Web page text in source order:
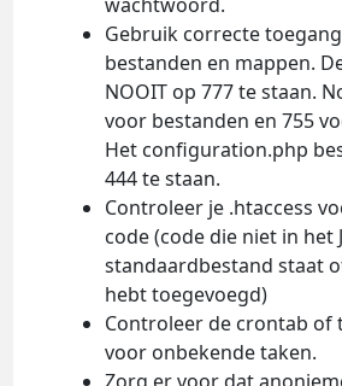
Gebruik correcte
bestanden en mappen.
NOOIT op 777 te staan.
voor bestanden en 755
Het configuration.php
444 te staan.
Controleer je .htaccess
code (code die niet in het
standaardbestand staat
hebt toegevoegd)
Controleer de crontab of
voor onbekende taken.